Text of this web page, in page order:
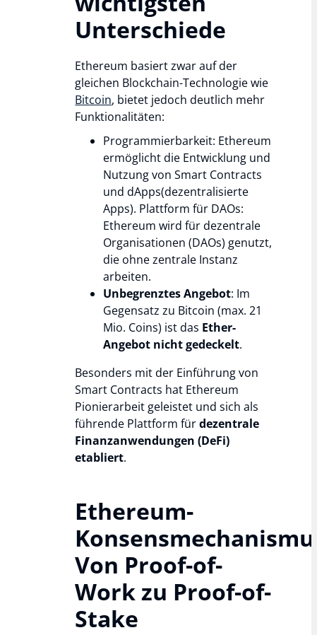
Unterschiede
Ethereum basiert zwar auf der
gleichen Blockchain-Technologie wie
Bitcoin, bietet jedoch deutlich mehr
Funktionalitäten:
Programmierbarkeit: Ethereum
ermöglicht die Entwicklung und
Nutzung von Smart Contracts
und dApps(dezentralisierte
Apps). Plattform für DAOs:
Ethereum wird für dezentrale
Organisationen (DAOs) genutzt,
die ohne zentrale Instanz
arbeiten.
Unbegrenztes Angebot: Im
Gegensatz zu Bitcoin (max. 21
Mio. Coins) ist das Ether-
Angebot nicht gedeckelt.
Besonders mit der Einführung von
Smart Contracts hat Ethereum
Pionierarbeit geleistet und sich als
führende Plattform fürdezentrale
Finanzanwendungen (DeFi)
etabliert.
Ethereum-
Von Proof-of-
Work zu Proof-of-
Stake